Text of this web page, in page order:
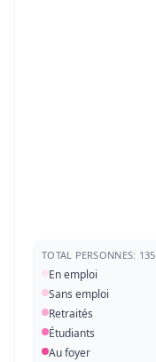
TOTAL PERSONNES: 135
En emploi
Sans emploi
Retraités
Étudiants
Au foyer